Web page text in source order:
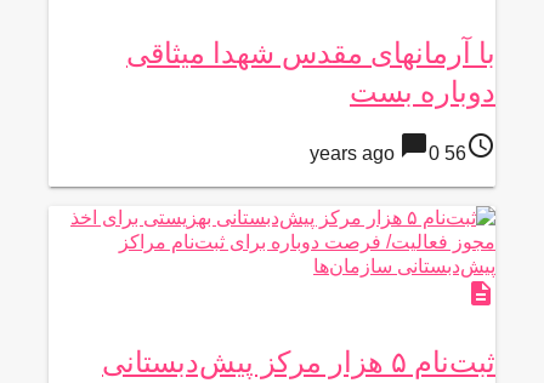
با آرمانهای مقدس شهدا میثاقی
دوباره بست
access_time
56 years ago
chat_bubble0
description
ثبت‌نام ۵ هزار مرکز پیش‌دبستانی